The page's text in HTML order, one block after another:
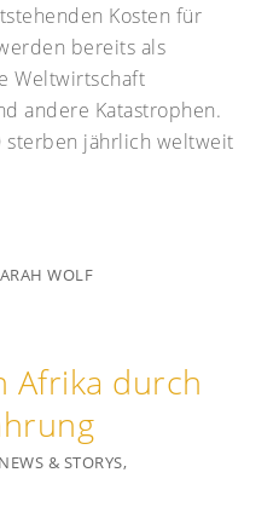
Kosten für
bereits als
Weltwirtschaft
andere Katastrophen.
sterben jährlich weltweit
WOLF
Afrika durch
NEWS & STORYS,